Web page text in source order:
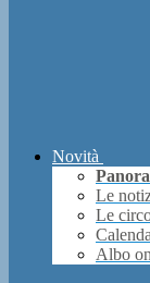
Novità
Le
Le
Albo